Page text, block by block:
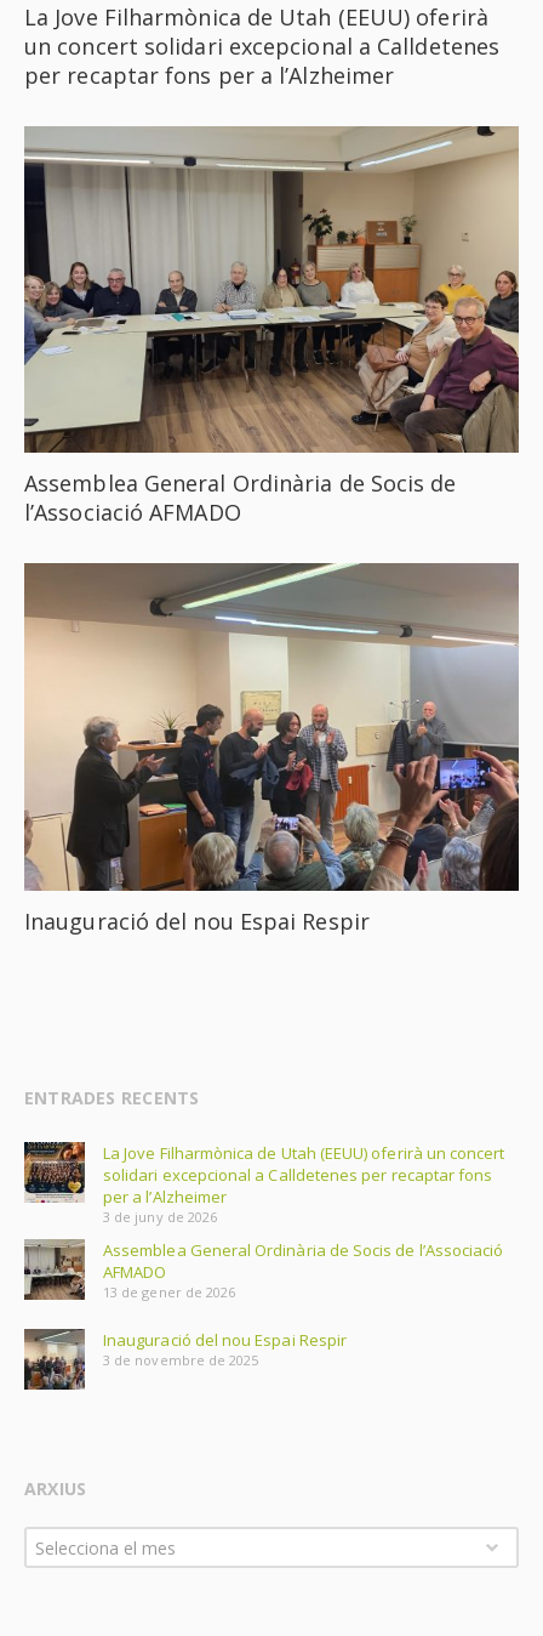
La Jove Filharmònica de Utah (EEUU) oferirà
un concert solidari excepcional a Calldetenes
per recaptar fons per a l’Alzheimer
Assemblea General Ordinària de Socis de
l’Associació AFMADO
Inauguració del nou Espai Respir
ENTRADES RECENTS
La Jove Filharmònica de Utah (EEUU) oferirà un concert
solidari excepcional a Calldetenes per recaptar fons
per a l’Alzheimer
3 de juny de 2026
Assemblea General Ordinària de Socis de l’Associació
AFMADO
13 de gener de 2026
Inauguració del nou Espai Respir
3 de novembre de 2025
ARXIUS
Arxius
Selecciona el mes